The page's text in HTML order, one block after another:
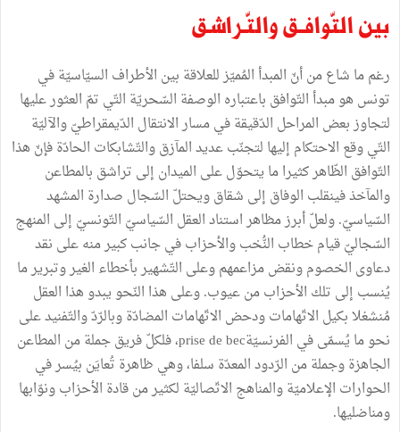
بين التّوافـق والتّـراشق
رغمما شاعمنأنّ المبدأ المُميّزللعلاقة بين الأطراف السيّاسيّةفي
تونس هومبدأ التّوافق باعتباره الوصفة السّحريّة التّي تمّ العثورعليها
لتجاوزبعض المراحل الدّقيقةفيمسارالانتقال الدّيمقراطيّوالآليّة
التّيوقع الاحتكام إليها لتجنّبعديدالمآزقوالتّشابكات الحادّةفإنّ هذا
التّوافق الظّاهركثيراما يتحوّلعلى الميدان إلى تراشق بالمطاعن
والمآخذفينقلب الوفاق إلى شقاقويحتلّ السّجال صدارة المشهد
السّياسيّ.ولعلّأبرزمظاهراستنادالعقل السّياسيّ التّونسيّ إلى المنهج
السّجاليّقيامخطاب النُّخبوالأحزابفيجانبكبيرمنهعلى نقد
دعاوى الخصومونقضمزاعمهموعلى التّشهيربأخطاء الغيروتبريرما
يُنسب إلى تلك الأحزابمنعيوب.وعلى هذا النّحويبدوهذا العقل
مُنشغلابكيل الاتّهاماتودحض الاتّهامات المضادّةوبالرّدّوالتّفنيدعلى
نحوما يُسمّىفي الفرنسيّةprise debec، فلكلّفريقجملةمن المطاعن
الجاهزةوجملةمن الرّدودالمعدّة سلفا،وهي ظاهرة تُعايَن بيُسرفي
الحوارات الإعلاميّةوالمناهج الاتّصاليّة لكثيرمنقادة الأحزابونوّابها
ومناضليها.